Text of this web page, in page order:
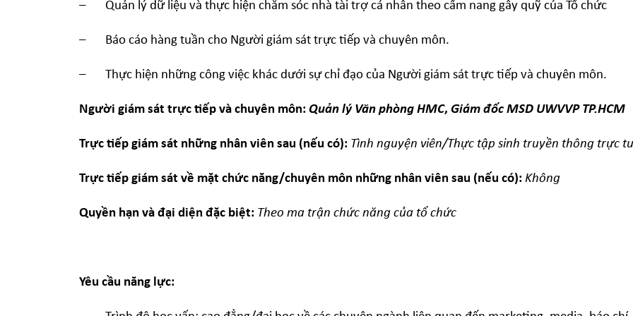
– Quản lý dữ liệu và thực hiện chăm sóc nhà tài trợ cá nhân theo cẩm nang gây quỹ của Tổ chức
– Báo cáo hàng tuần cho Người giám sát trực tiếp và chuyên môn.
– Thực hiện những công việc khác dưới sự chỉ đạo của Người giám sát trực tiếp và chuyên môn.
Người giám sát trực tiếp và chuyên môn: Quản lý Văn phòng HMC, Giám đốc MSD UWVVP TP.HCM
Trực tiếp giám sát những nhân viên sau (nếu có): Tình nguyện viên/Thực tập sinh truyền thông trực
Trực tiếp giám sát về mặt chức năng/chuyên môn những nhân viên sau (nếu có): Không
Quyền hạn và đại diện đặc biệt: Theo ma trận chức năng của tổ chức
Yêu cầu năng lực: